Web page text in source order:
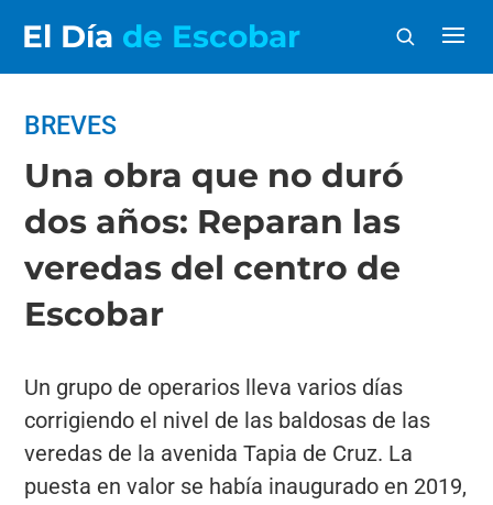
El Día de Escobar
BREVES
Una obra que no duró
dos años: Reparan las
veredas del centro de
Escobar
Un grupo de operarios lleva varios días
corrigiendo el nivel de las baldosas de las
veredas de la avenida Tapia de Cruz. La
puesta en valor se había inaugurado en 2019,